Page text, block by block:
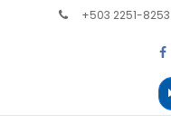
+503 2251-8253